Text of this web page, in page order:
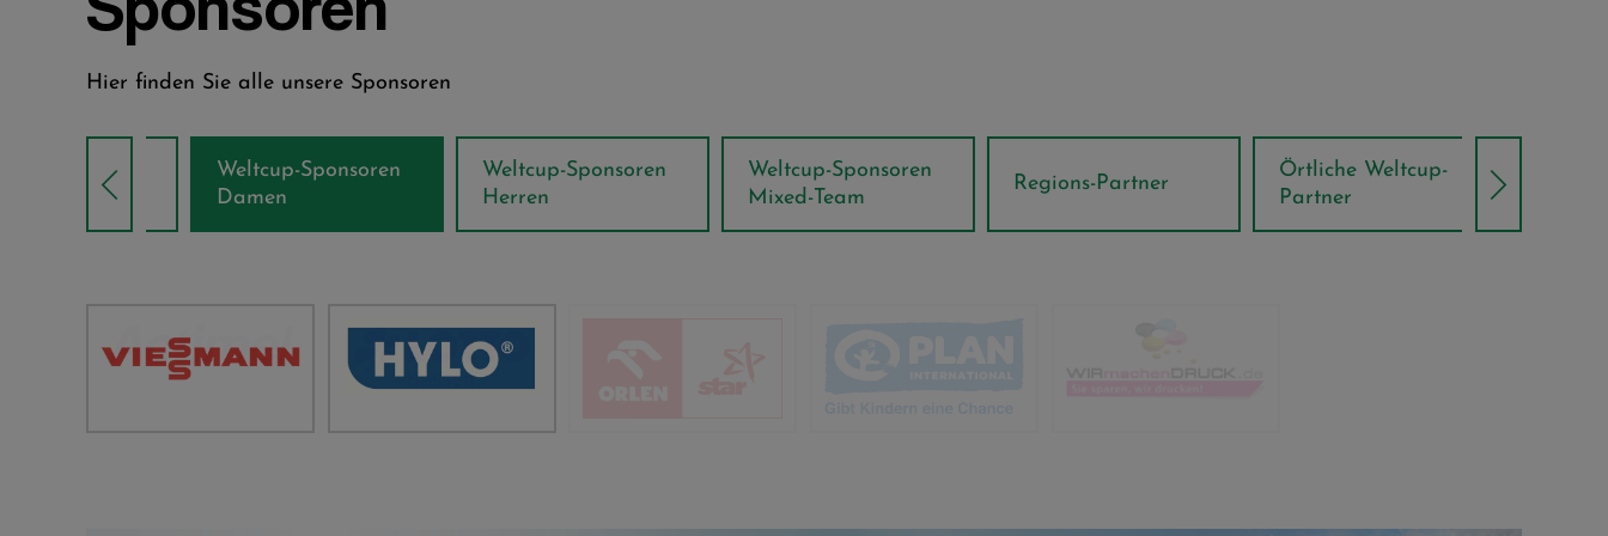
Hier finden Sie alle unsere Sponsoren
Weltcup-Sponsoren
Damen
Weltcup-Sponsoren
Herren
Weltcup-Sponsoren
Mixed-Team
Regions-Partner
Örtliche Weltcup-
Partner
Klima